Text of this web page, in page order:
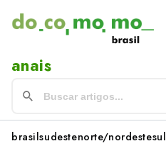
anais
brasilsudestenorte/nordestesul